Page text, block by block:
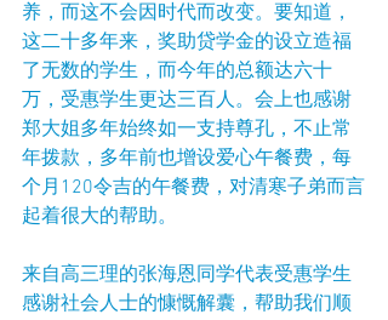
养，而这不会因时代而改变。要知道，
这二十多年来，奖助贷学金的设立造福
了无数的学生，而今年的总额达六十
万，受惠学生更达三百人。会上也感谢
郑大姐多年始终如一支持尊孔，不止常
年拨款，多年前也增设爱心午餐费，每
个月120令吉的午餐费，对清寒子弟而言
起着很大的帮助。
来自高三理的张海恩同学代表受惠学生
感谢社会人士的慷慨解囊，帮助我们顺